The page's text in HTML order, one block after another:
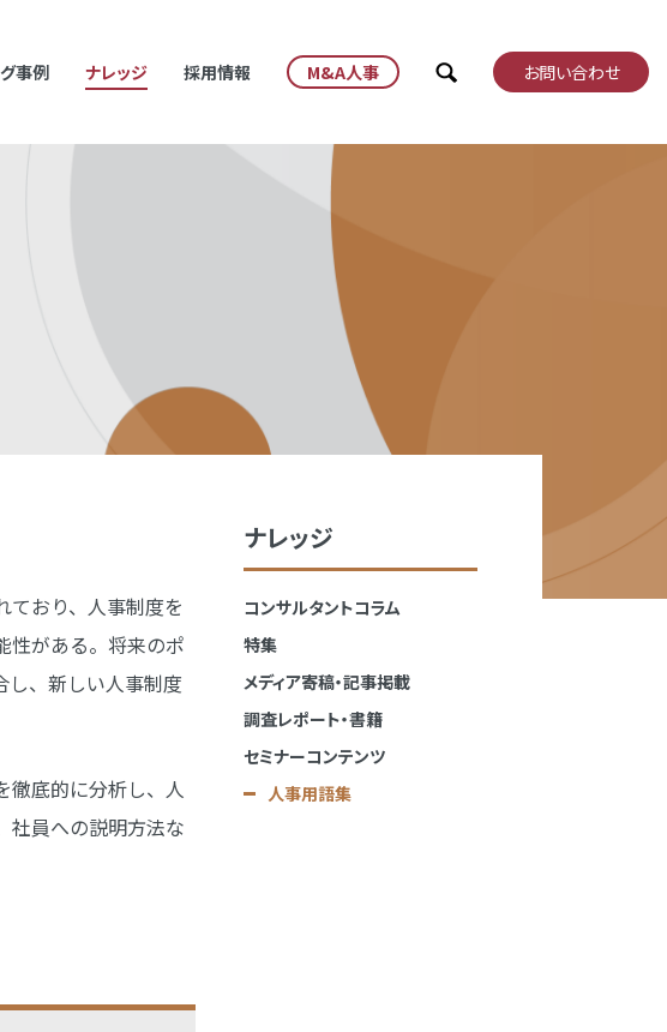
事例 ナレッジ 採用情報 M&A人事 お問い合わせ
ており、人事制度を
性がある。将来のポ
し、新しい人事制度
徹底的に分析し、人
社員への説明方法な
ナレッジ
コンサルタントコラム
特集
メディア寄稿・記事掲載
調査レポート・書籍
セミナーコンテンツ
人事用語集